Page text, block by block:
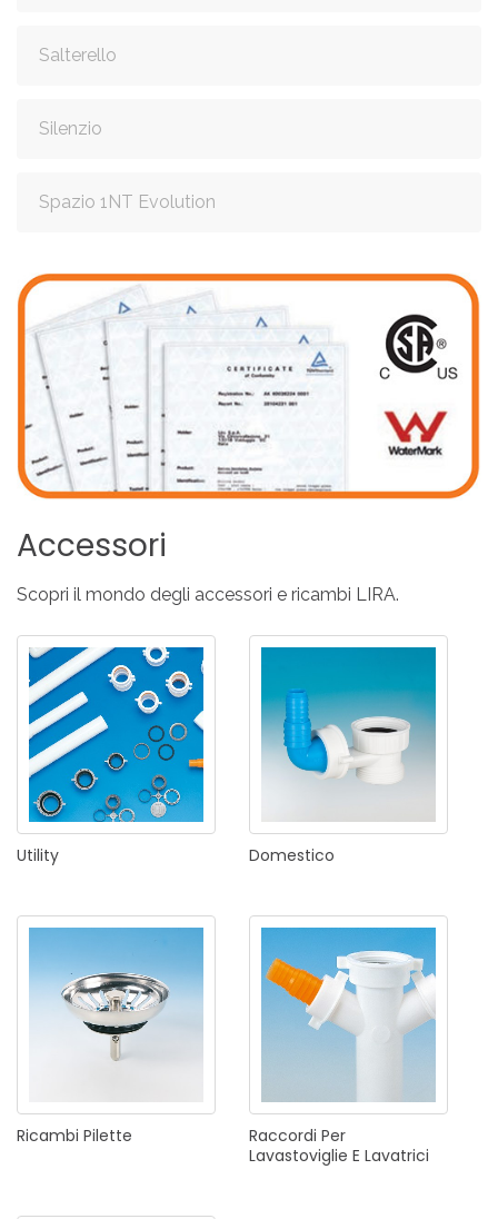
Salterello
Silenzio
Spazio 1NT Evolution
Accessori
Scopri il mondo degli accessori e ricambi LIRA.
Utility Domestico
Ricambi Pilette Raccordi Per
Lavastoviglie E Lavatrici